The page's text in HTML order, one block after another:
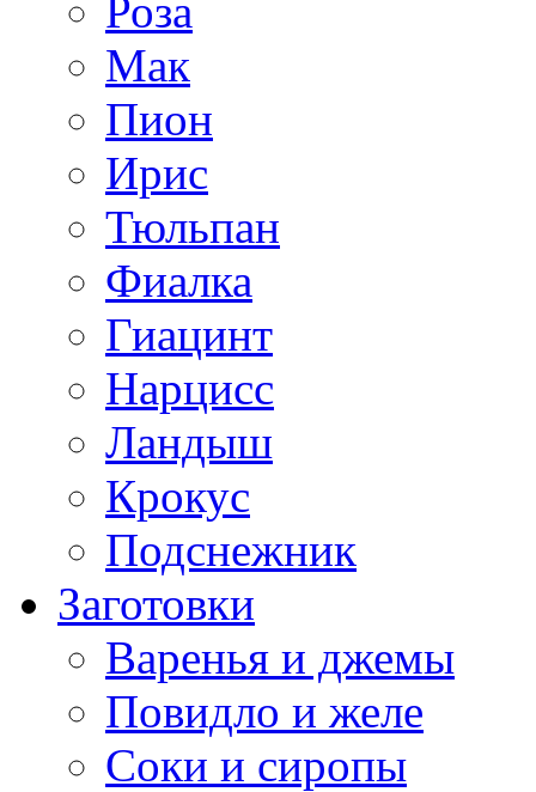
Роза
Мак
Пион
Ирис
Тюльпан
Фиалка
Гиацинт
Нарцисс
Ландыш
Крокус
Подснежник
Заготовки
Варенья и джемы
Повидло и желе
Соки и сиропы